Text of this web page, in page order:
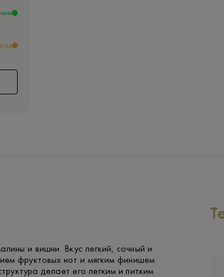
и вишни. Вкус легкий, сочный и
фруктовых нот и мягким финишем.
делает его легким и питким